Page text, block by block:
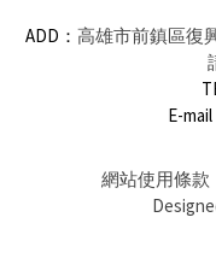
ADD： 高雄市前鎮區復
E-mail
網站使用條款